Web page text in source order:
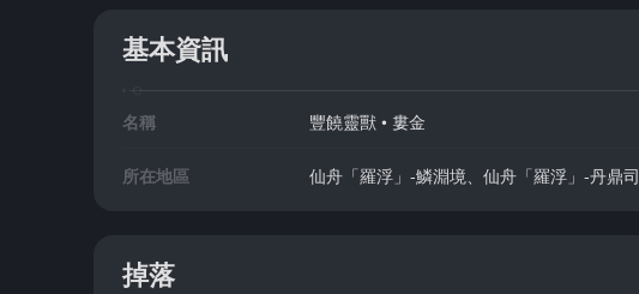
基本資訊
名稱 豐饒靈獸 • 婁金
所在地區 仙舟「羅浮」-鱗淵境、仙舟「羅浮」-丹鼎司
掉落